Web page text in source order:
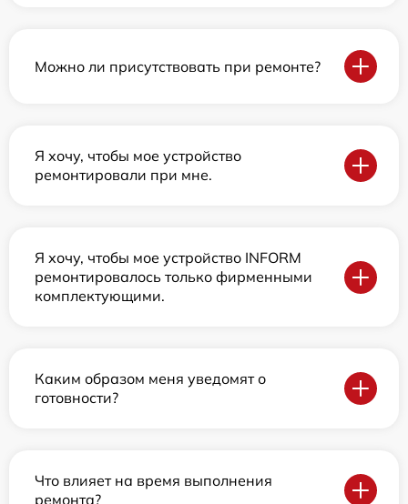
Можно ли присутствовать при ремонте?
Я хочу, чтобы мое устройство
ремонтировали при мне.
Я хочу, чтобы мое устройство INFORM
ремонтировалось только фирменными
комплектующими.
Каким образом меня уведомят о
готовности?
Что влияет на время выполнения
ремонта?